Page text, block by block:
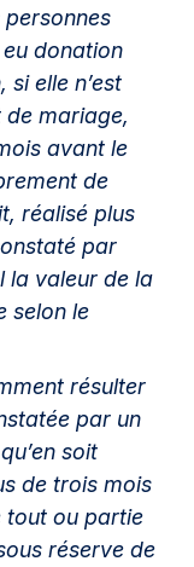
donation
elle n’est
mariage,
avant le
de
réalisé plus
par
la valeur de la
selon le
résulter
par un
soit
de trois mois
tout ou partie
réserve de